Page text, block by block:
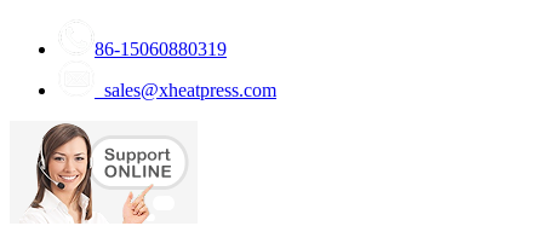
86-15060880319
sales@xheatpress.com